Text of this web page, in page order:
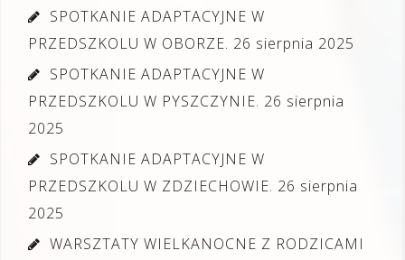
SPOTKANIE ADAPTACYJNE W
PRZEDSZKOLU W OBORZE. 26 sierpnia 2025
SPOTKANIE ADAPTACYJNE W
PRZEDSZKOLU W PYSZCZYNIE. 26 sierpnia
2025
SPOTKANIE ADAPTACYJNE W
PRZEDSZKOLU W ZDZIECHOWIE. 26 sierpnia
2025
WARSZTATY WIELKANOCNE Z RODZICAMI